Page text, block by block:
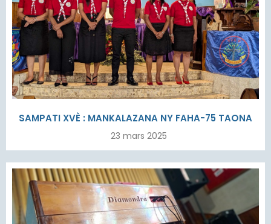
SAMPATI XVÈ : MANKALAZANA NY FAHA-75 TAONA
23 mars 2025